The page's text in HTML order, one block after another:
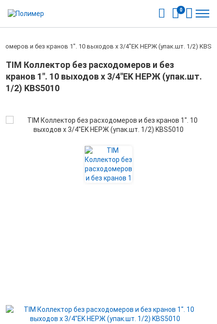
0
и без кранов 1". 10 выходов x 3/4"EK НЕРЖ (упак.шт. 1/2)
TIM Коллектор без расходомеров и без
кранов 1". 10 выходов x 3/4"EK НЕРЖ (упак.шт.
1/2) KBS5010